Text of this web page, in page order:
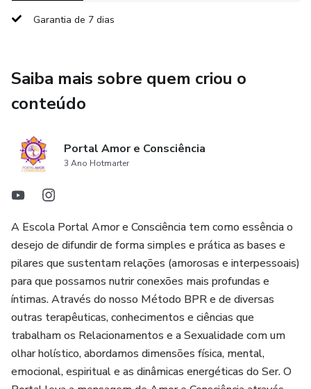
Os 5 Níveis de Intimidade
Meditações Vibracionais
Massagem Tântrica dos 4 Elementos Íntima Feminina e
Nesse curso totalmente vivencial vamos não só te
explicar, mas te mostrar passo a passo como se faz, em
Corpos de Verdade, te ensinando as melhores práticas,
equipamentos e produtos, o que usar e o que não usar.
Essa Jornada será conduzida pelos Terapeutas, Mestres e
Diretores do Portal Amor e Consciência, Cleyton Sales e
Jady Souza, referências da Terapia Sexual com olhar
Tântrico no Brasil, e que como um casal, trazem todo o
Amor e Consciência para uma prática profunda que vai tocar
Garantia de 7 dias
Saiba mais sobre quem criou o
conteúdo
Portal Amor e Consciência
3 Ano Hotmarter
A Escola Portal Amor e Consciência tem como essência o
desejo de difundir de forma simples e prática as bases e
pilares que sustentam relações (amorosas e interpessoais)
para que possamos nutrir conexões mais profundas e
íntimas. Através do nosso Método BPR e de diversas
outras terapêuticas, conhecimentos e ciências que
trabalham os Relacionamentos e a Sexualidade com um
olhar holístico, abordamos dimensões física, mental,
emocional, espiritual e as dinâmicas energéticas do Ser. O